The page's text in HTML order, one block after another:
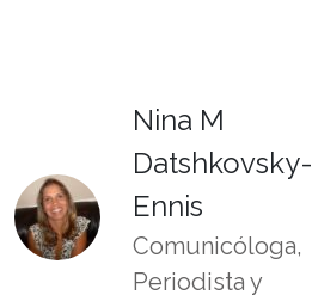
Nina M
Datshkovsky-
Ennis
Comunicóloga,
Periodista y